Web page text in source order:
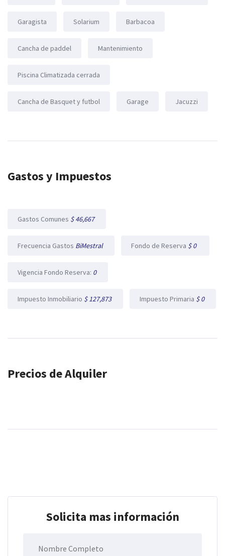
Garagista Solarium Barbacoa
Cancha de paddel Mantenimiento
Piscina Climatizada cerrada
Cancha de Basquet y futbol Garage Jacuzzi
Gastos y Impuestos
Gastos Comunes $ 46,667
Frecuencia Gastos BiMestral Fondo de Reserva $ 0
Vigencia Fondo Reserva: 0
Impuesto Inmobiliario $ 127,873 Impuesto Primaria $ 0
Precios de Alquiler
Solicita mas información